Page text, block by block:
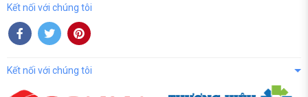
Kết nối với chúng tôi
Kết nối với chúng tôi